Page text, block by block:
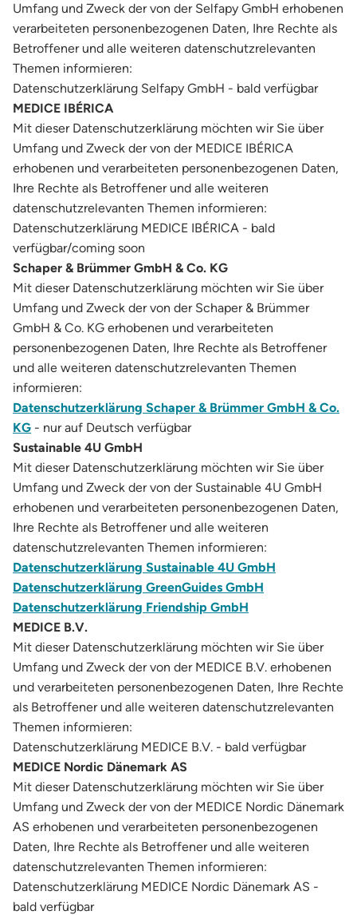
Umfang und Zweck der von der Selfapy GmbH erhobenen
verarbeiteten personenbezogenen Daten, Ihre Rechte als
Betroffener und alle weiteren datenschutzrelevanten
Themen informieren:
Datenschutzerklärung Selfapy GmbH - bald verfügbar
MEDICE IBÉRICA
Mit dieser Datenschutzerklärung möchten wir Sie über
Umfang und Zweck der von der MEDICE IBÉRICA
erhobenen und verarbeiteten personenbezogenen Daten,
Ihre Rechte als Betroffener und alle weiteren
datenschutzrelevanten Themen informieren:
Datenschutzerklärung MEDICE IBÉRICA - bald
verfügbar/coming soon
Schaper & Brümmer GmbH & Co. KG
Mit dieser Datenschutzerklärung möchten wir Sie über
Umfang und Zweck der von der Schaper & Brümmer
GmbH & Co. KG erhobenen und verarbeiteten
personenbezogenen Daten, Ihre Rechte als Betroffener
und alle weiteren datenschutzrelevanten Themen
informieren:
Datenschutzerklärung Schaper & Brümmer GmbH & Co.
KG - nur auf Deutsch verfügbar
Sustainable 4U GmbH
Mit dieser Datenschutzerklärung möchten wir Sie über
Umfang und Zweck der von der Sustainable 4U GmbH
erhobenen und verarbeiteten personenbezogenen Daten,
Ihre Rechte als Betroffener und alle weiteren
datenschutzrelevanten Themen informieren:
Datenschutzerklärung Sustainable 4U GmbH
Datenschutzerklärung GreenGuides GmbH
Datenschutzerklärung Friendship GmbH
MEDICE B.V.
Mit dieser Datenschutzerklärung möchten wir Sie über
Umfang und Zweck der von der MEDICE B.V. erhobenen
und verarbeiteten personenbezogenen Daten, Ihre Rechte
als Betroffener und alle weiteren datenschutzrelevanten
Themen informieren:
Datenschutzerklärung MEDICE B.V. - bald verfügbar
MEDICE Nordic Dänemark AS
Mit dieser Datenschutzerklärung möchten wir Sie über
Umfang und Zweck der von der MEDICE Nordic Dänemark
AS erhobenen und verarbeiteten personenbezogenen
Daten, Ihre Rechte als Betroffener und alle weiteren
datenschutzrelevanten Themen informieren:
Datenschutzerklärung MEDICE Nordic Dänemark AS -
bald verfügbar